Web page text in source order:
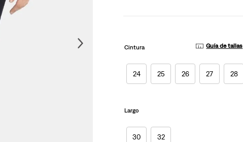
Guía de tallas
Cintura
24 25 26 27 28
Largo
30 32